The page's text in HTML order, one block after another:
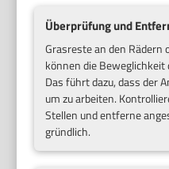
Überprüfung und
Grasreste an den Rädern
können die
Das führt dazu, dass der
um zu arbeiten.
Stellen und entferne
gründlich.